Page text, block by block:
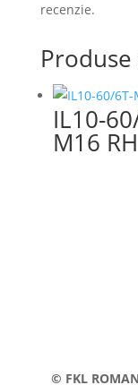
recenzie.
IL10-
M16 RH
© FKL